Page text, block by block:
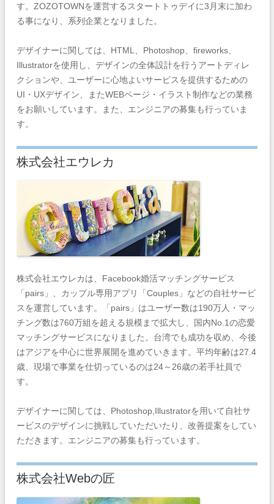
す。ZOZOTOWNを運営するスタートトゥデイに3月末に加わ
る事になり、系列企業となりました。
デザイナーに関しては、HTML、Photoshop、fireworks、
Illustratorを使用し、デザインの全体設計を行うアートディレ
クションや、ユーザーに心地よいサービスを提供するための
UI・UXデザイン、またWEBページ・イラスト制作などの業務
をお願いしています。また、エンジニアの募集も行っていま
す。
株式会社エウレカ
株式会社エウレカは、Facebook婚活マッチングサービス
「pairs」、カップル専用アプリ「Couples」などの自社サービ
スを運営しています。「pairs」はユーザー数は190万人・マッ
チング数は760万組を超える規模まで拡大し、国内No.1の恋愛
マッチングサービスになりました。台湾でも成功を収め、今後
はアジアを中心に世界展開を進めていきます。平均年齢は27.4
歳、現場で事業を仕切っているのは24～26歳の若手社員で
す。
デザイナーに関しては、Photoshop,Illustratorを用いて自社サ
ービスのデザインに挑戦していただいたり、改善提案をしてい
ただきます。エンジニアの募集も行っています。
株式会社Webの匠